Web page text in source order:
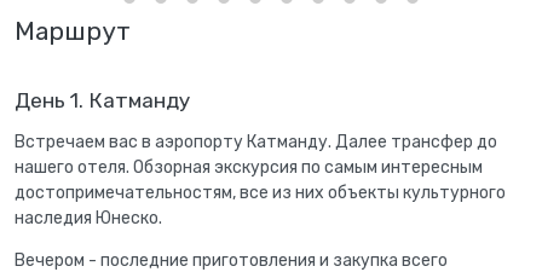
Маршрут
День 1. Катманду
Встречаем вас в аэропорту Катманду. Далее трансфер до
нашего отеля. Обзорная экскурсия по самым интересным
достопримечательностям, все из них объекты культурного
наследия Юнеско.
Вечером - последние приготовления и закупка всего